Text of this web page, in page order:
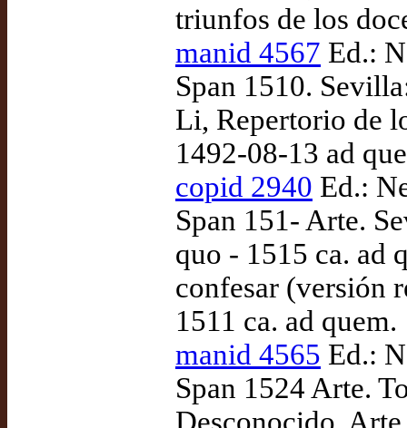
triunfos de los
manid 4567 Ed.:
Span 1510.
Li, Repertorio de
1492-08-13 ad
copid 2940 Ed.:
Span 151- Arte.
quo - 1515 ca. ad
confesar (versión
1511 ca. ad quem.
manid 4565 Ed.:
Span 1524 Arte.